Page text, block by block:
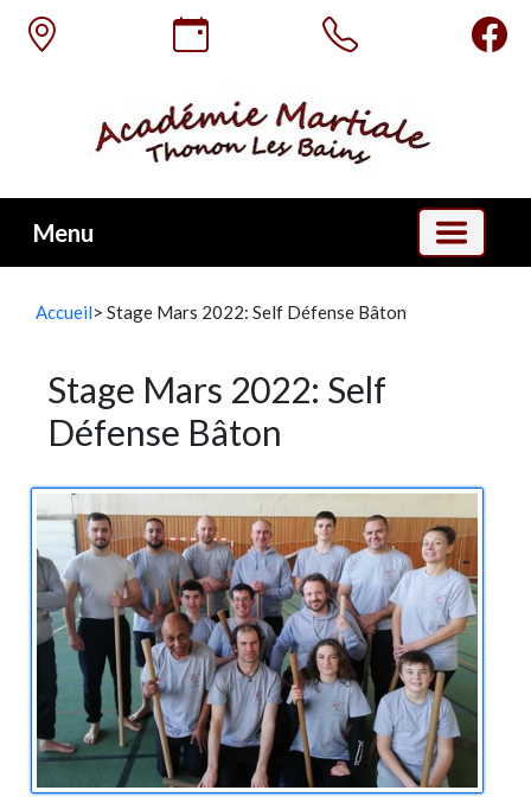
Menu
Accueil> Stage Mars 2022: Self Défense Bâton
Stage Mars 2022: Self
Défense Bâton